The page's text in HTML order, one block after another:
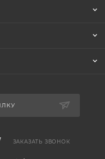
ЗАКАЗАТЬ ЗВОНОК